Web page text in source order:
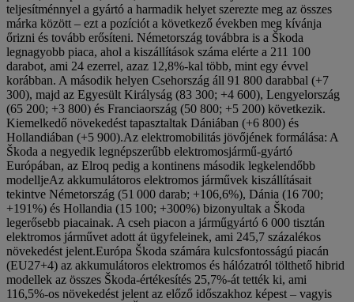
teljesítménnyel a gyártó a harmadik helyet szerezte meg az összes
márka között – ezt a pozíciót a következő években meg kívánja
őrizni és tovább erősíteni. Németország továbbra is a Škoda
legnagyobb piaca, ahol a kiszállítások száma elérte a 211 100
darabot, ami 24 ezerrel, azaz 12,8%-kal több, mint egy évvel
korábban. A második helyen Csehország áll 91 800 darabbal (+7
300), majd az Egyesült Királyság (83 300; +4 600), Lengyelország
(65 200; +3 800) és Franciaország (50 800; +5 200) következik.
Kiemelkedő növekedést tapasztaltak Dániában (+6 800) és
Hollandiában (+5 900).Az elektromobilitás jövőjének formálása: A
Škoda a negyedik legnépszerűbb elektromosjármű-gyártó
Európában, az Elroq pedig a kontinens második legkelendőbb
modelljeAz akkumulátoros elektromos járművek kiszállításait
tekintve Németország (51 000 darab; +106,6%), Dánia (16 700;
+191%) és Hollandia (15 100; +300%) bizonyultak a Škoda
legerősebb piacainak. A cseh piacon a járműgyártó 6 000 tisztán
elektromos járművet adott át ügyfeleinek, ami 245,7 százalékos
növekedést jelent.Európa Škoda számára kulcsfontosságú piacán
(EU27+4) az akkumulátoros elektromos és hálózatról tölthető hibrid
modellek az összes Škoda-értékesítés 25,7%-át tették ki, ami
116,5%-os növekedést jelent az előző időszakhoz képest – vagyis